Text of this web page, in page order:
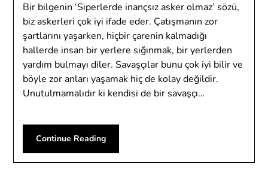
Bir bilgenin ‘Siperlerde inançsız asker olmaz’ sözü,
biz askerleri çok iyi ifade eder. Çatışmanın zor
şartlarını yaşarken, hiçbir çarenin kalmadığı
hallerde insan bir yerlere sığınmak, bir yerlerden
yardım bulmayı diler. Savaşçılar bunu çok iyi bilir ve
böyle zor anları yaşamak hiç de kolay değildir.
Unutulmamalıdır ki kendisi de bir savaşçı…
Continue Reading